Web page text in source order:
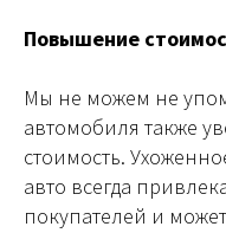
Повышение
Мы не можем не
автомобиля также
стоимость.
авто всегда
покупателей и